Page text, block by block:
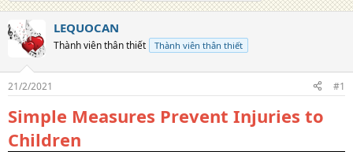
i
ả
đ
ă
n
ó
LEQUOCAN
Thành viên thân thiết Thành viên thân thiết
21/2/2021 #1
Simple Measures Prevent Injuries to
Children